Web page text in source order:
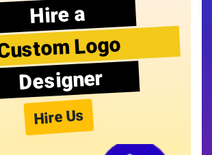
Hire a
Logo
Designer
Hire Us